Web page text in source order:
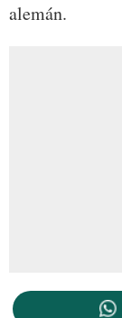
alemán.